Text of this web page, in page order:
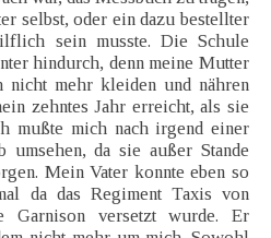
selbst, oder ein dazu bestellter
sein musste. Die Schule
hindurch, denn meine Mutter
mehr kleiden und nähren
zehntes Jahr erreicht, als sie
mußte mich nach irgend einer
da sie außer Stande
Mein Vater konnte eben so
da das Regiment Taxis von
Garnison versetzt wurde. Er